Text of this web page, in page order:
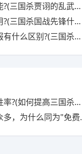
杀贾诩的乱武技能是什么)
杀国战先锋什么用最好)
别?(三国杀名将传y服和z服)
何提高三国杀国战胜率)
取的史诗武将，马云禄比界黄忠差那么多?